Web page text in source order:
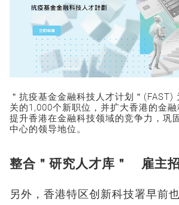
＂抗疫基金金融科技人才计划＂(FAST)
关的1,000个新职位，并扩大香港的金
提升香港在金融科技领域的竞争力，巩
中心的领导地位。
整合＂研究人才库＂ 雇主
另外，香港特区创新科技署早前